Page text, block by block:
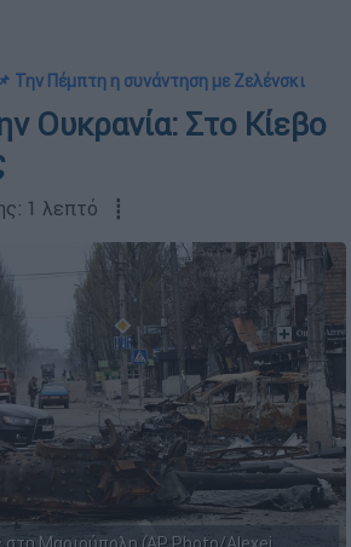
Την Πέμπτη η συνάντηση με Ζελένσκι
Ουκρανία: Στο Κίεβο
1 λεπτό ┋